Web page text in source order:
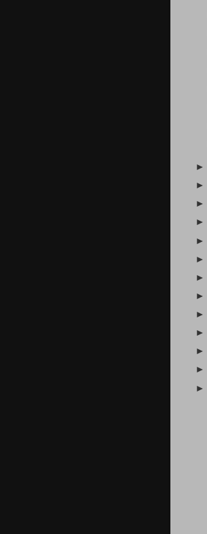
►
►
►
►
►
►
►
►
►
►
►
►
►